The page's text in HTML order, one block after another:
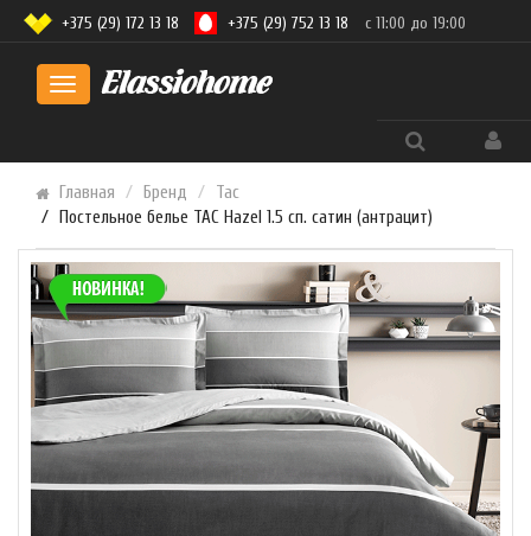
Toggle
+375 (29) 172 13 18 +375 (29) 752 13 18 с 11:00 до 19:00
Главная Бренд
Tac
Постельное белье TAC Hazel 1.5 сп. сатин (антрацит)